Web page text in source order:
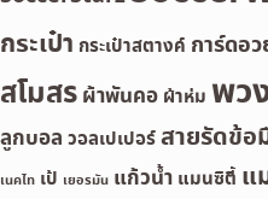
กระเป๋า กระเป๋าสตางค์ การ์ดอ
สโมสร ผ้าพันคอ ผ้าห่ม พว
ลูกบอล วอลเปเปอร์สายรัดข้อ
เนคไท เป้ เยอรมัน แก้วน้ำ แมนซิตี้ แ